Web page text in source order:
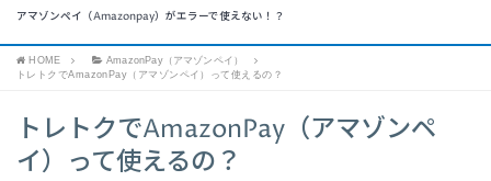
アマゾンペイ（Amazonpay）がエラーで使えない！？
HOME
AmazonPay（アマゾンペイ）
トレトクでAmazonPay（アマゾンペイ）って使えるの？
トレトクでAmazonPay（アマゾンペ
イ）って使えるの？